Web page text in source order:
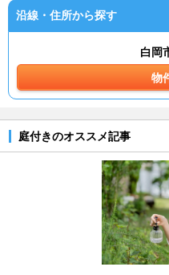
沿線・住所から探す
白岡
物
庭付きのオススメ記事